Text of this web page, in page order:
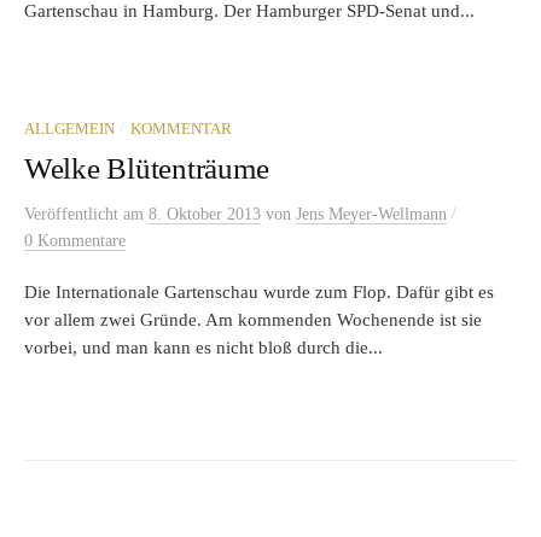
Gartenschau in Hamburg. Der Hamburger SPD-Senat und...
ALLGEMEIN / KOMMENTAR
Welke Blütenträume
Veröffentlicht am 8. Oktober 2013 von Jens Meyer-Wellmann /
0 Kommentare
Die Internationale Gartenschau wurde zum Flop. Dafür gibt es
vor allem zwei Gründe. Am kommenden Wochenende ist sie
vorbei, und man kann es nicht bloß durch die...